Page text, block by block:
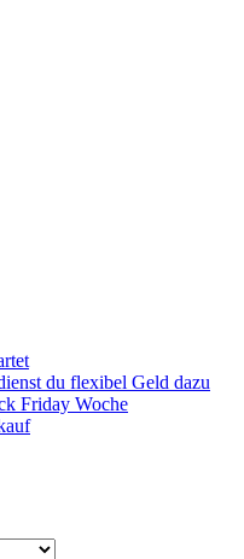
du flexibel Geld dazu
Friday Woche